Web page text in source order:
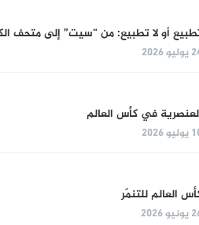
أو لا تطبيع: من “سيت” إلى متحف
2026
في كأس العالم
2026
العالم للتنمّر
2026